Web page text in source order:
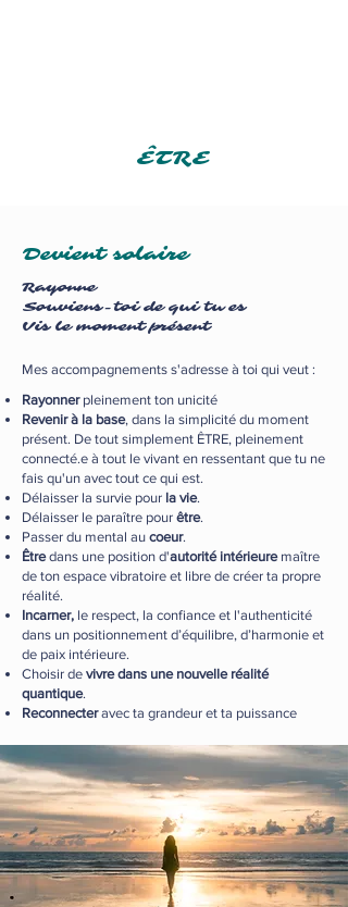
ÊTRE
Devient solaire
Rayonne
Souviens-toi de qui tu es
Vis le moment présent
Mes accompagnements s'adresse à toi qui veut :
Rayonnerpleinement ton unicité
Revenir à la base, dans la simplicité du moment
présent. De tout simplement ÊTRE, pleinement
connecté.e à tout le vivant en ressentant que tu ne
fais qu'un avec tout ce qui est.
Délaisser la survie pour la vie.
Délaisser le paraître pour être.
Passer du mental au coeur.
Êtredans une position d'autorité intérieuremaître
de ton espace vibratoire et libre de créer ta propre
réalité.
Incarner, le respect, la confiance et l'authenticité
dans un positionnement d’équilibre, d’harmonie et
de paix intérieure.
Choisir de vivre dans une nouvelle réalité
quantique.
Reconnecteravec ta grandeur et ta puissance